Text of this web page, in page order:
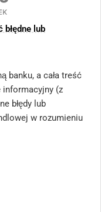
błędne lub
banku, a cała treść
informacyjny (z
błędy lub
w rozumieniu